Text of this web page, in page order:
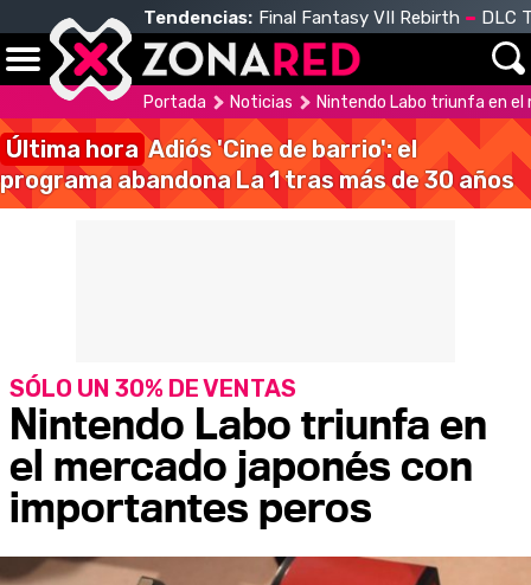
Tendencias: Final Fantasy VII Rebirth DLC
Portada Noticias Nintendo Labo triunfa en
Última hora Adiós 'Cine de barrio': el
programa abandona La 1 tras más de 30 años
Nintendo Labo triunfa en
el mercado japonés con
importantes peros
SÓLO UN 30% DE VENTAS